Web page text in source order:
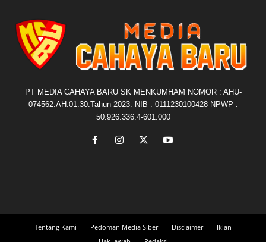
PT MEDIA CAHAYA BARU SK MENKUMHAM NOMOR : AHU-
074562.AH.01.30.Tahun 2023. NIB : 0111230100428 NPWP :
50.926.336.4-601.000
Tentang Kami Pedoman Media Siber Disclaimer
Iklan